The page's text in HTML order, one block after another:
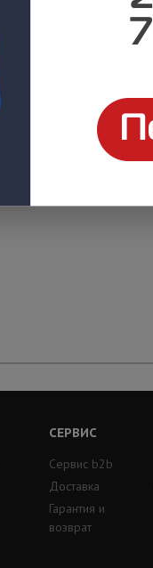
СЕРВИС
Сервис b2b
Доставка
Гарантия и
возврат